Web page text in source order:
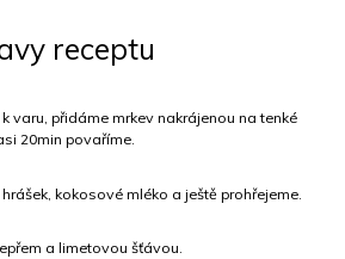
Cholesterol0 mg
Vláknina 28253.2 mg
receptu
varu, přidáme mrkev nakrájenou na tenké
20min povaříme.
kokosové mléko a ještě prohřejeme.
a limetovou šťávou.